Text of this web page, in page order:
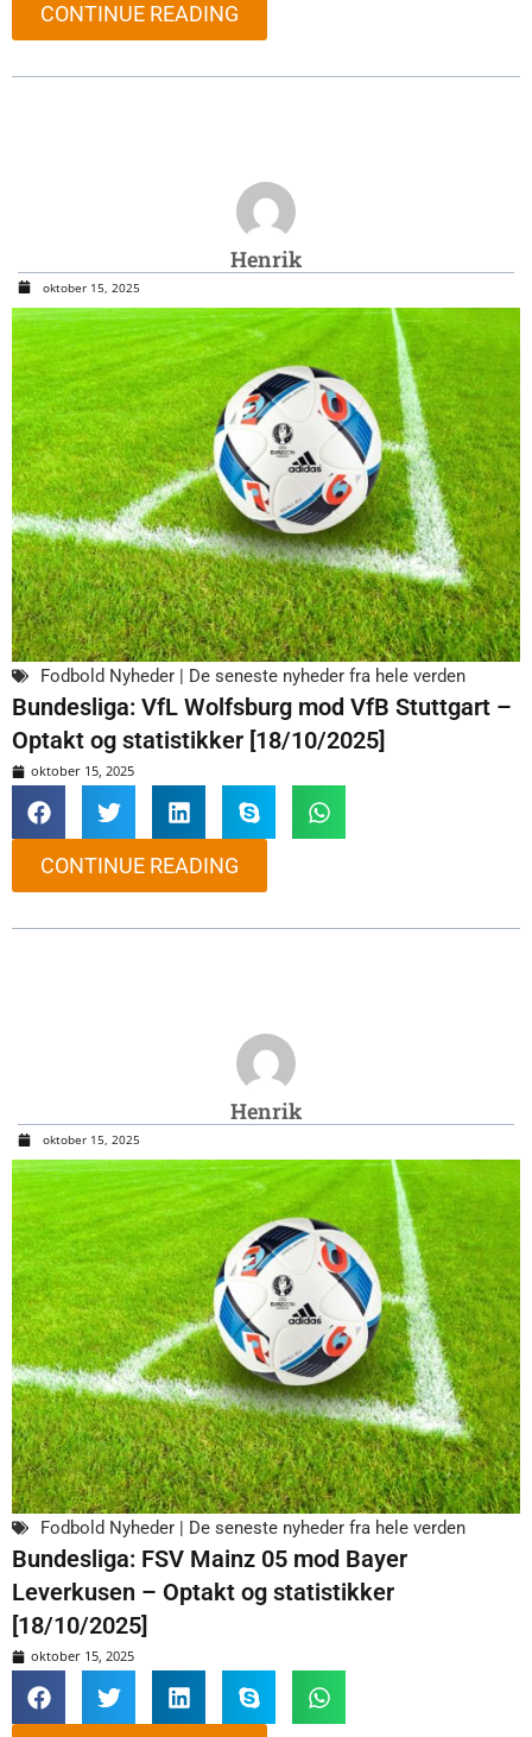
CONTINUE READING
Henrik
oktober 15, 2025
Fodbold Nyheder | De seneste nyheder fra hele verden
Bundesliga: VfL Wolfsburg mod VfB Stuttgart –
Optakt og statistikker [18/10/2025]
oktober 15, 2025
CONTINUE READING
Henrik
oktober 15, 2025
Fodbold Nyheder | De seneste nyheder fra hele verden
Bundesliga: FSV Mainz 05 mod Bayer
Leverkusen – Optakt og statistikker
[18/10/2025]
oktober 15, 2025